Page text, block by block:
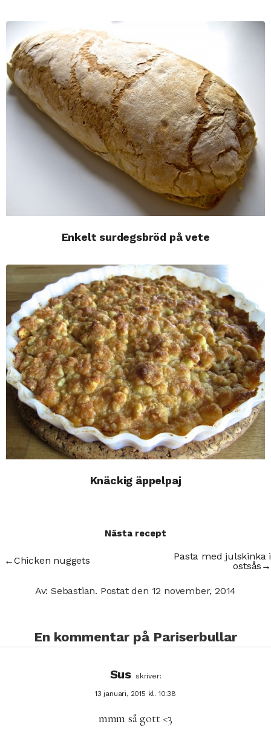
Enkelt surdegsbröd på vete
Knäckig äppelpaj
Nästa recept
←Chicken nuggets
Pasta med julskinka i
ostsås →
Av: Sebastian. Postat den 12 november, 2014
En kommentar på Pariserbullar
Sus skriver:
13 januari, 2015 kl. 10:38
mmm så gott <3